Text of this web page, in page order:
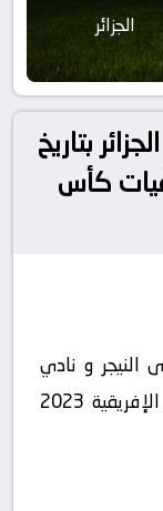
الجزائر
بتاريخ
تصفيات كأس
كلا من نادى النيجر و نادي
الجزائر فى بطولة تصفيات كأس الأمم الإفريقية 2023